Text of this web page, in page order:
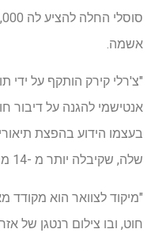
אשמה.
"צ'רלי קירק הותקף על ידי
אנטישמי להגנה על דיבור
בעצמו הידוע בהפצת
שלה, שקיבלה יותר מ -14 מיליון צפיות ו -4,400 מניות על X.
"מיקוד לצוואר הוא
חוט, ובו צילום רנטגן של